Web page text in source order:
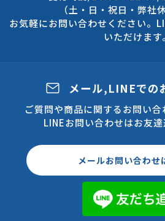
（土・日・祝日・弊社
お気軽にお問い合わせください。
いただけます。
メール,LINEでの
ご質問や商品に関するお問い合
LINEお問い合わせはお友
メールお問い合わせ